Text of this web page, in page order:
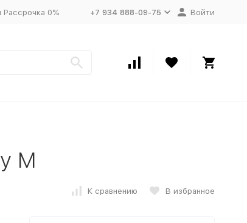
Рассрочка 0% +7 934 888-09-75 Войти
M
К сравнению В избранное